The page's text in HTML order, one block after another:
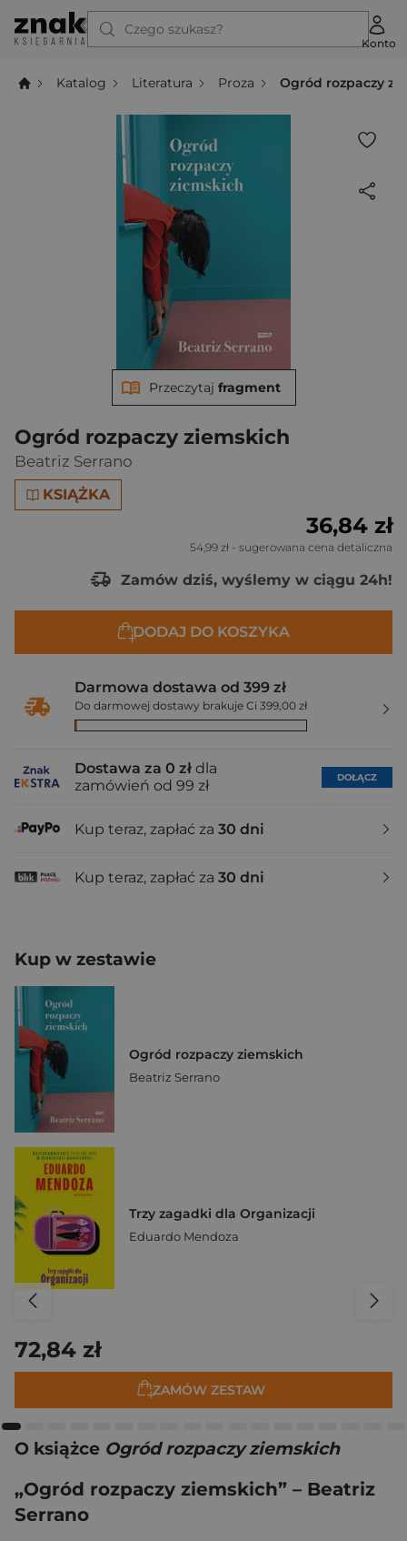
Czego szukasz?
Konto
Katalog Literatura Proza Ogród rozpaczy
Ogród rozpaczy ziemskich
Beatriz Serrano
KSIĄŻKA
Przeczytaj fragment
36,84 zł
54,99 zł - sugerowana cena detaliczna
Zamów dziś, wyślemy w ciągu 24h!
DODAJ DO KOSZYKA
Darmowa dostawa od 399 zł
Do darmowej dostawy brakuje Ci 399,00 zł
Dostawa za 0 zł dla
zamówień od 99 zł
DOŁĄCZ
Kup teraz, zapłać za 30 dni
Kup teraz, zapłać za 30 dni
Kup w zestawie
Ogród rozpaczy ziemskich
Beatriz Serrano
Trzy zagadki dla Organizacji
Eduardo Mendoza
72,84 zł
ZAMÓW ZESTAW
O książce Ogród rozpaczy ziemskich
„Ogród rozpaczy ziemskich” – Beatriz
Serrano